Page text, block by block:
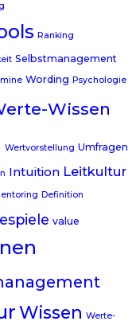
Ranking
Selbstmanagement
Wording Psychologie
Wissen
Wertvorstellung Umfragen
Intuition Leitkultur
Definition
value
Wissen Werte-